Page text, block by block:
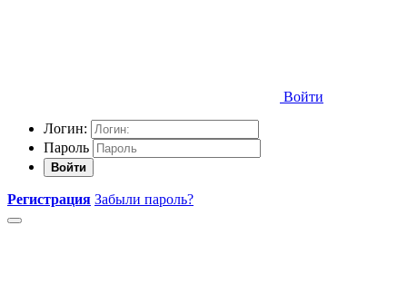
Войти
Логин:
Пароль
Войти
Регистрация Забыли пароль?